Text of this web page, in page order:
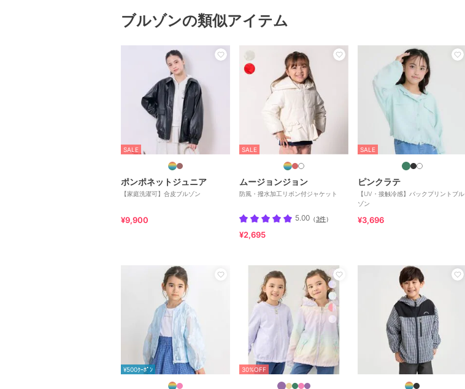
ブルゾンの類似アイテム
SALE
ポンポネットジュニア
【家庭洗濯可】合皮ブルゾン
¥9,900
SALE
ムージョンジョン
防風・撥水加工リボン付ジャケット
5.00 （3件）
¥2,695
SALE
ピンクラテ
【UV・接触冷感】バックプリントブル
ゾン
¥3,696
¥500ｸｰﾎﾟﾝ 30%OFF